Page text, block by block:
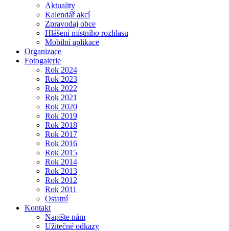
Aktuality
Kalendář akcí
Zpravodaj obce
Hlášení místního rozhlasu
Mobilní aplikace
Organizace
Fotogalerie
Rok 2024
Rok 2023
Rok 2022
Rok 2021
Rok 2020
Rok 2019
Rok 2018
Rok 2017
Rok 2016
Rok 2015
Rok 2014
Rok 2013
Rok 2012
Rok 2011
Ostatní
Kontakt
Napište nám
Užitečné odkazy